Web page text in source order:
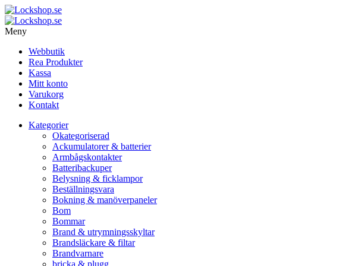
Hoppa
till
innehåll
Lockshop.se
Låsprodukter på nätet
Meny
Webbutik
Rea Produkter
Kassa
Mitt konto
Varukorg
Kontakt
Kategorier
Okategoriserad
Ackumulatorer & batterier
Armbågskontakter
Batteribackuper
Belysning & ficklampor
Beställningsvara
Bokning & manöverpaneler
Bom
Bommar
Brand & utrymningsskyltar
Brandsläckare & filtar
Brandvarnare
bricka & plugg